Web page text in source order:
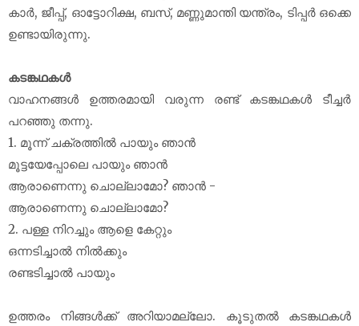
കാർ, ജീപ്പ്, ഓട്ടോറിക്ഷ, ബസ്, മണ്ണുമാന്തി യന്ത്രം, ടിപ്പർ ഒക്കെ
ഉണ്ടായിരുന്നു.
കടങ്കഥകൾ
വാഹനങ്ങൾ ഉത്തരമായി വരുന്ന രണ്ട് കടങ്കഥകൾ ടീച്ചർ
പറഞ്ഞു തന്നു.
1. മൂന്ന് ചക്രത്തിൽ പായും ഞാൻ
മൂട്ടയേപ്പോലെ പായും ഞാൻ
ആരാണെന്നു ചൊല്ലാമോ? ഞാൻ -
ആരാണെന്നു ചൊല്ലാമോ?
2. പള്ള നിറച്ചും ആളെ കേറ്റും
ഒന്നടിച്ചാൽ നിൽക്കും
രണ്ടടിച്ചാൽ പായും
ഉത്തരം നിങ്ങൾക്ക് അറിയാമല്ലോ. കൂടുതൽ കടങ്കഥകൾ